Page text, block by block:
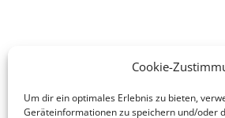
Cookie-
Um dir ein optimales Erlebnis zu bieten,
Geräteinformationen zu speichern und/oder
Legales